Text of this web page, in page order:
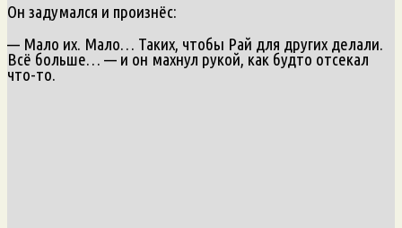
Он задумался и произнёс:
— Мало их. Мало… Таких, чтобы Рай для других делали.
Всё больше… — и он махнул рукой, как будто отсекал
что-то.